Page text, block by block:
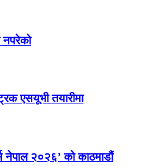
नपरेको
एसयूभी तयारीमा
नेपाल २०२६’ को काठमाडौं